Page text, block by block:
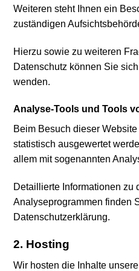
Weiteren steht Ihnen ein
zuständigen
Hierzu sowie zu weiteren
Datenschutz können Sie
wenden.
Analyse-Tools und Tools
Beim Besuch dieser
statistisch ausgewertet
allem mit sogenannten
Detaillierte Informationen zu
Analyseprogrammen finden
Datenschutzerklärung.
2. Hosting
Wir hosten die Inhalte